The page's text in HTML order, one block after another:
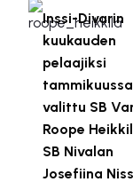
Inssi-Divarin
kuukauden
pelaajiksi
valittu SB
Roope
SB Nivalan
Josefiina